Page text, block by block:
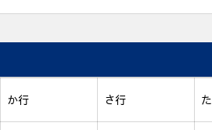
か行 さ行